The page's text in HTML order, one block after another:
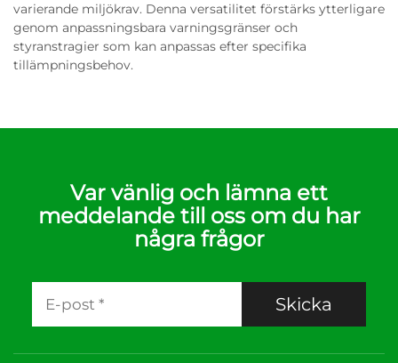
varierande miljökrav. Denna versatilitet förstärks ytterligare
genom anpassningsbara varningsgränser och
styranstragier som kan anpassas efter specifika
tillämpningsbehov.
Var vänlig och lämna ett
meddelande till oss om du har
några frågor
Skicka